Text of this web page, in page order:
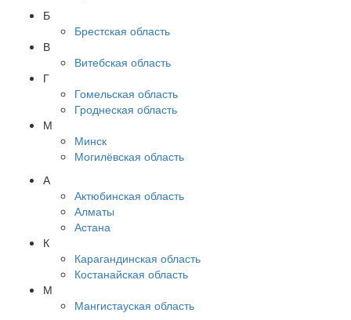
Б
Брестская область
В
Витебская область
Г
Гомельская область
Гроднеская область
М
Минск
Могилёвская область
А
Актюбинская область
Алматы
Астана
К
Карагандинская область
Костанайская область
М
Мангистауская область